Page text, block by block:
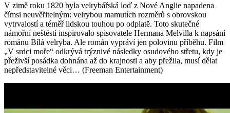
V zimě roku 1820 byla velrybářská loď z Nové Anglie napadena
čímsi neuvěřitelným: velrybou mamutích rozměrů s obrovskou
vytrvalostí a téměř lidskou touhou po odplatě. Toto skutečné
námořní neštěstí inspirovalo spisovatele Hermana Melvilla k napsání
románu Bílá velryba. Ale román vypráví jen polovinu příběhu. Film
„V srdci moře“ odkrývá trýznivé následky osudového střetu, kdy je
přeživší posádka dohnána až do krajnosti a aby přežila, musí dělat
nepředstavitelné věci… (Freeman Entertainment)